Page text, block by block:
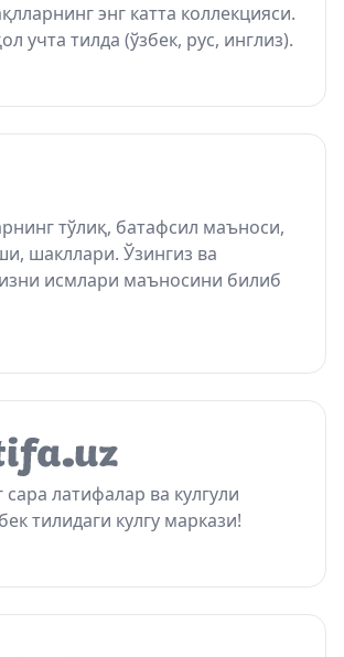
энг катта коллекцияси.
учта тилда (ўзбек, рус, инглиз).
тўлиқ, батафсил маъноси,
шакллари. Ўзингиз ва
исмлари маъносини билиб
сара латифалар ва кулгули
тилидаги кулгу маркази!